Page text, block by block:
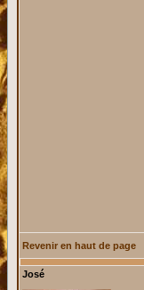
Revenir en haut de page
José